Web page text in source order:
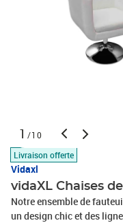
1 /10
Livraison offerte
Vidaxl
vidaXL Chaises
Notre ensemble de
un design chic et des